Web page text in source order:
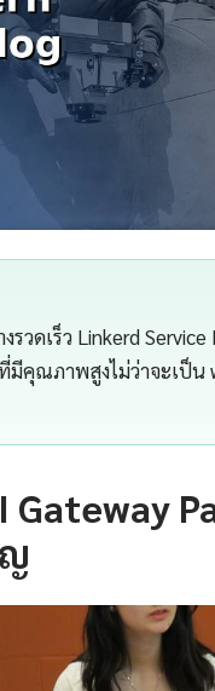
ดเร็ว Linkerd Service
ณภาพสูงไม่ว่าจะเป็น
Gateway